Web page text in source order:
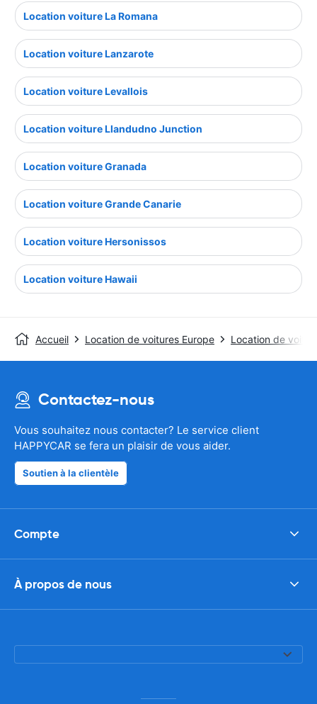
Location voiture La Romana
Location voiture Lanzarote
Location voiture Levallois
Location voiture Llandudno Junction
Location voiture Granada
Location voiture Grande Canarie
Location voiture Hersonissos
Location voiture Hawaii
Accueil Location de voitures Europe Location de
Contactez-nous
Vous souhaitez nous contacter? Le service client
HAPPYCAR se fera un plaisir de vous aider.
Soutien à la clientèle
Compte
À propos de nous